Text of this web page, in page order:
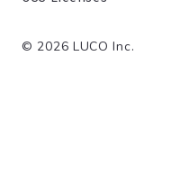
© 2026 LUCO Inc.